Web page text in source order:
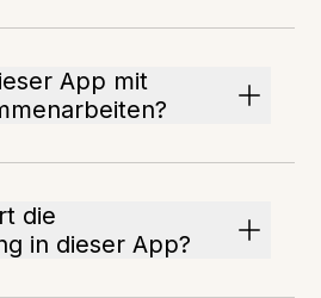
App mit
die
in dieser App?